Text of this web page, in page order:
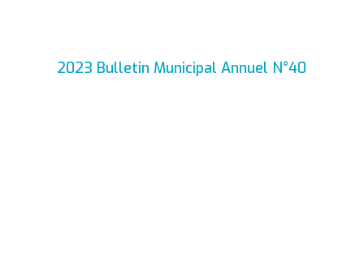
2023 Bulletin Municipal Annuel N°40